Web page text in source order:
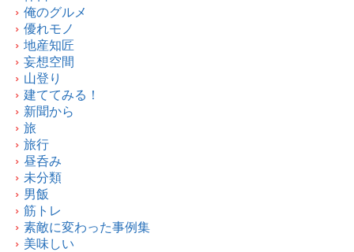
俺のグルメ
優れモノ
地産知匠
妄想空間
山登り
建ててみる！
新聞から
旅
旅行
昼呑み
未分類
男飯
筋トレ
素敵に変わった事例集
美味しい